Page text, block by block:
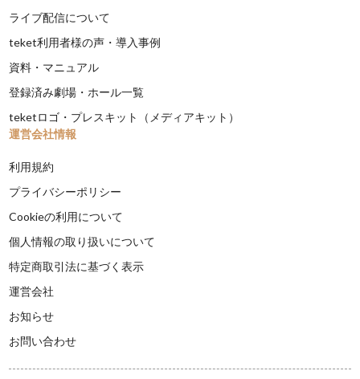
ライブ配信について
teket利用者様の声・導入事例
資料・マニュアル
登録済み劇場・ホール一覧
teketロゴ・プレスキット（メディアキット）
運営会社情報
利用規約
プライバシーポリシー
Cookieの利用について
個人情報の取り扱いについて
特定商取引法に基づく表示
運営会社
お知らせ
お問い合わせ